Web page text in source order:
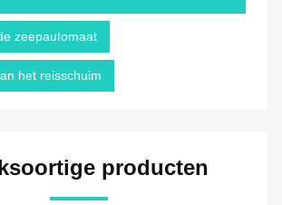
zeepautomaat
het reisschuim
producten